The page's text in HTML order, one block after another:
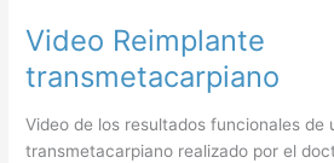
Video Reimplante
transmetacarpiano
Video de los resultados funcionales de
transmetacarpiano realizado por el